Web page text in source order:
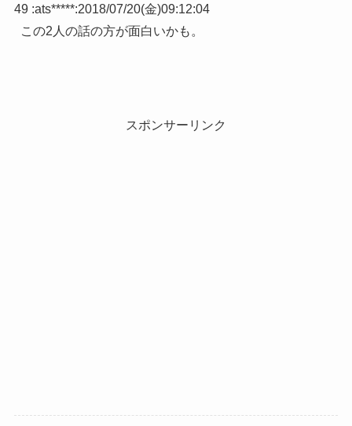
49 :ats*****:2018/07/20(金)09:12:04
この2人の話の方が面白いかも。
スポンサーリンク